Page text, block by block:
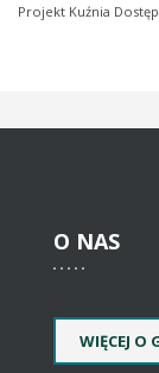
Projekt Kuźnia
O NAS
WIĘCEJ O